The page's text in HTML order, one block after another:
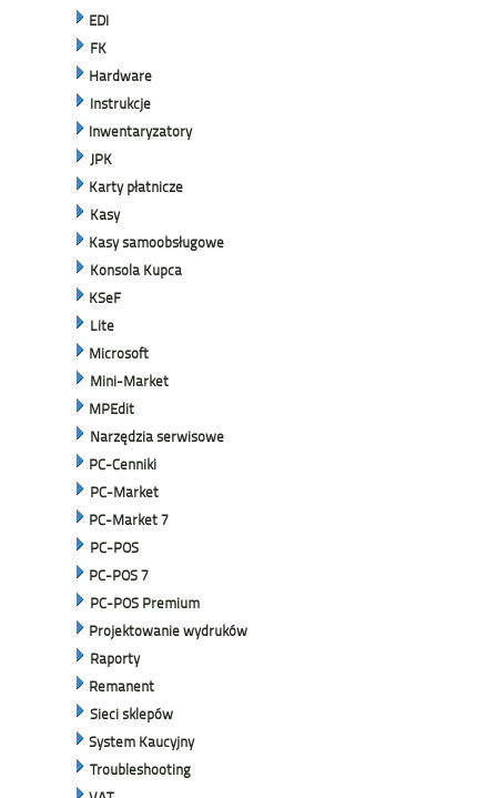
EDI
FK
Hardware
Instrukcje
Inwentaryzatory
JPK
Karty płatnicze
Kasy
Kasy samoobsługowe
Konsola Kupca
KSeF
Lite
Microsoft
Mini-Market
MPEdit
Narzędzia serwisowe
PC-Cenniki
PC-Market
PC-Market 7
PC-POS
PC-POS 7
PC-POS Premium
Projektowanie wydruków
Raporty
Remanent
Sieci sklepów
System Kaucyjny
Troubleshooting